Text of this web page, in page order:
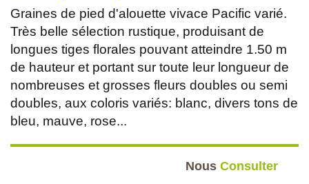
Graines de pied d'alouette vivace Pacific varié.
Très belle sélection rustique, produisant de
longues tiges florales pouvant atteindre 1.50 m
de hauteur et portant sur toute leur longueur de
nombreuses et grosses fleurs doubles ou semi
doubles, aux coloris variés: blanc, divers tons de
bleu, mauve, rose...
Nous Consulter